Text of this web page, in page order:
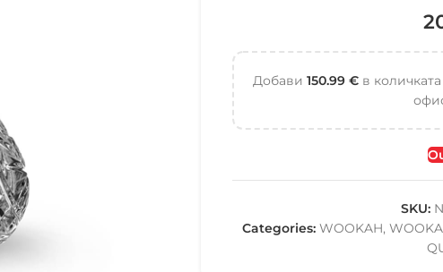
Добави 150.99 €в
SKU:
Categories: WOOKAH,